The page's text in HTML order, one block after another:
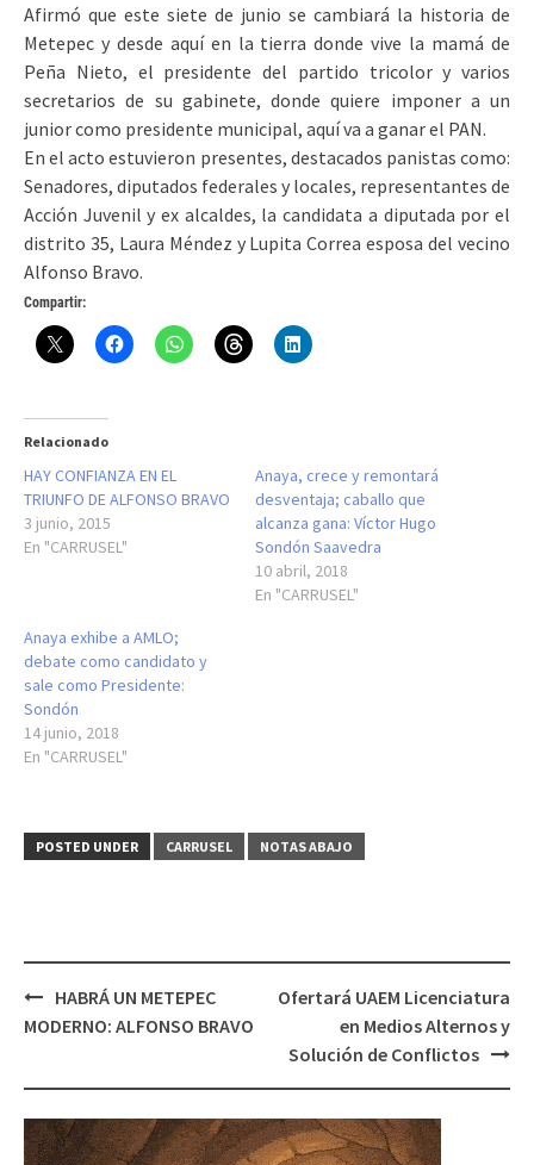
Afirmó que este siete de junio se cambiará la historia de
Metepec y desde aquí en la tierra donde vive la mamá de
Peña Nieto, el presidente del partido tricolor y varios
secretarios de su gabinete, donde quiere imponer a un
junior como presidente municipal, aquí va a ganar el PAN.
En el acto estuvieron presentes, destacados panistas como:
Senadores, diputados federales y locales, representantes de
Acción Juvenil y ex alcaldes, la candidata a diputada por el
distrito 35, Laura Méndez y Lupita Correa esposa del vecino
Alfonso Bravo.
Compartir:
Relacionado
HAY CONFIANZA EN EL
TRIUNFO DE ALFONSO BRAVO
3 junio, 2015
En "CARRUSEL"
Anaya, crece y remontará
desventaja; caballo que
alcanza gana: Víctor Hugo
Sondón Saavedra
10 abril, 2018
En "CARRUSEL"
Anaya exhibe a AMLO;
debate como candidato y
sale como Presidente:
Sondón
14 junio, 2018
En "CARRUSEL"
POSTED UNDER CARRUSEL NOTAS ABAJO
Post
navigation
HABRÁ UN METEPEC
MODERNO: ALFONSO BRAVO
Ofertará UAEM Licenciatura
en Medios Alternos y
Solución de Conflictos